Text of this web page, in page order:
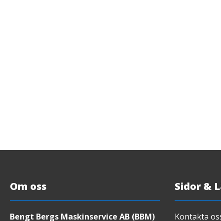
Om oss
Bengt Bergs Maskinservice AB (BBM)
Sidor &
Kontakta